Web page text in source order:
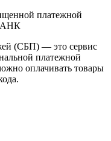
платежной
(СБП) — это сервис
платежной
оплачивать товары